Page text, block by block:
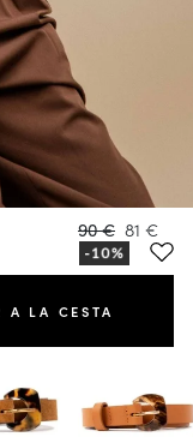
90 € 81 €
A LA CESTA